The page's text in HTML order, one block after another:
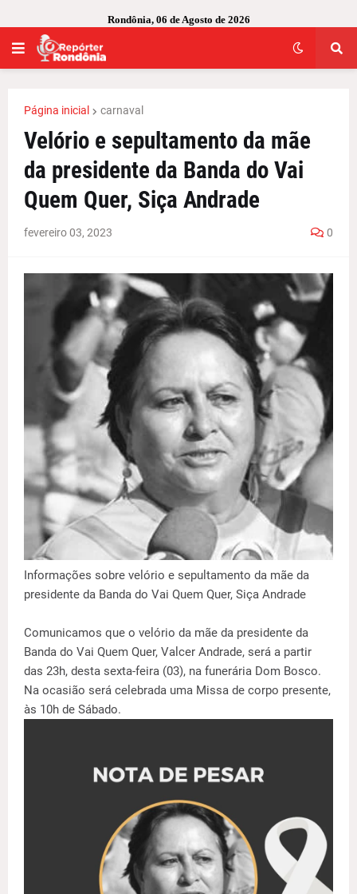
Rondônia, 06 de Agosto de 2026
Página inicial carnaval
Velório e sepultamento da mãe
da presidente da Banda do Vai
Quem Quer, Siça Andrade
fevereiro 03, 2023 0
Informações sobre velório e sepultamento da mãe da
presidente da Banda do Vai Quem Quer, Siça Andrade
Comunicamos que o velório da mãe da presidente da
Banda do Vai Quem Quer, Valcer Andrade, será a partir
das 23h, desta sexta-feira (03), na funerária Dom Bosco.
Na ocasião será celebrada uma Missa de corpo presente,
às 10h de Sábado.